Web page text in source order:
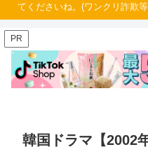
てくださいね。(ワンクリ詐欺
PR
韓国ドラマ【2002